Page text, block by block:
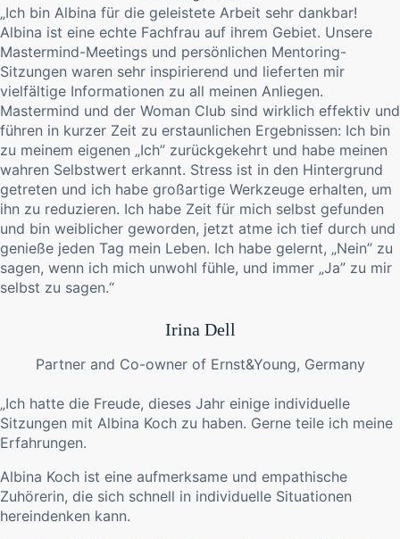
„Ich bin Albina für die geleistete Arbeit sehr dankbar!
Albina ist eine echte Fachfrau auf ihrem Gebiet. Unsere
Mastermind-Meetings und persönlichen Mentoring-
Sitzungen waren sehr inspirierend und lieferten mir
vielfältige Informationen zu all meinen Anliegen.
Mastermind und der Woman Club sind wirklich effektiv und
führen in kurzer Zeit zu erstaunlichen Ergebnissen: Ich bin
zu meinem eigenen „Ich” zurückgekehrt und habe meinen
wahren Selbstwert erkannt. Stress ist in den Hintergrund
getreten und ich habe großartige Werkzeuge erhalten, um
ihn zu reduzieren. Ich habe Zeit für mich selbst gefunden
und bin weiblicher geworden, jetzt atme ich tief durch und
genieße jeden Tag mein Leben. Ich habe gelernt, „Nein” zu
sagen, wenn ich mich unwohl fühle, und immer „Ja” zu mir
selbst zu sagen.“
Irina Dell
Partner and Co-owner of Ernst&Young, Germany
„Ich hatte die Freude, dieses Jahr einige individuelle
Sitzungen mit Albina Koch zu haben. Gerne teile ich meine
Erfahrungen.
Albina Koch ist eine aufmerksame und empathische
Zuhörerin, die sich schnell in individuelle Situationen
hereindenken kann.